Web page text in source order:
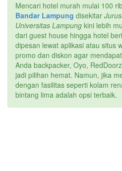
Mencari hotel murah mulai 100
Bandar Lampung disekitar
Universitas Lampung kini lebih
dari guest house hingga hotel
dipesan lewat aplikasi atau situs
promo dan diskon agar
Anda backpacker, Oyo,
jadi pilihan hemat. Namun, jika
dengan fasilitas seperti kolam
bintang lima adalah opsi terbaik.